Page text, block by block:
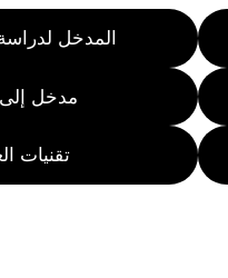
المدخل
مدخل
تقنيات